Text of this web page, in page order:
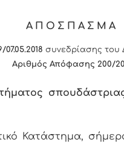
ΑΠΟΣΠΑΣΜΑ
07.05.2018 συνεδρίασης του
Αριθμός Απόφασης 200/
Κατάστημα,